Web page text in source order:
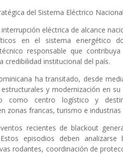
del Sistema Eléctrico
eléctrica de alcance
en el sistema energético
responsable que
credibilidad institucional del país.
ha transitado, desde
y modernización en
como centro logístico y
zonas francas, turismo e
recientes de blackout
Estos episodios deben
rodantes, coordinación de